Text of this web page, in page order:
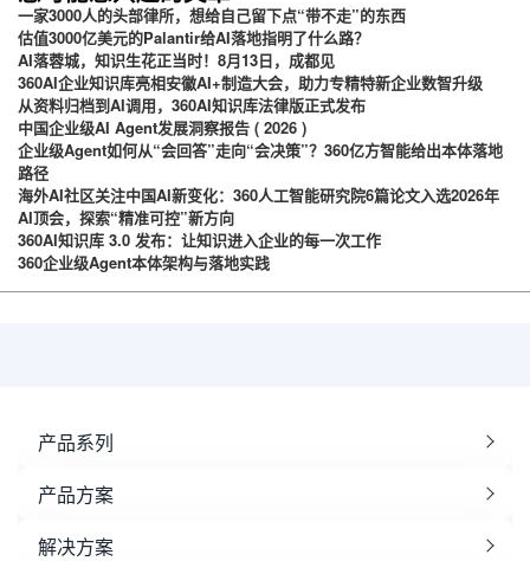
一家3000人的头部律所，想给自己留下点“带不走”的东西
估值3000亿美元的Palantir给AI落地指明了什么路？
AI落蓉城，知识生花正当时！8月13日，成都见
360AI企业知识库亮相安徽AI+制造大会，助力专精特新企业数智升级
从资料归档到AI调用，360AI知识库法律版正式发布
中国企业级AI Agent发展洞察报告 ( 2026 )
企业级Agent如何从“会回答”走向“会决策”？360亿方智能给出本体落地
路径
海外AI社区关注中国AI新变化：360人工智能研究院6篇论文入选2026年
AI顶会，探索“精准可控”新方向
360AI知识库 3.0 发布：让知识进入企业的每一次工作
360企业级Agent本体架构与落地实践
产品系列
产品方案
解决方案